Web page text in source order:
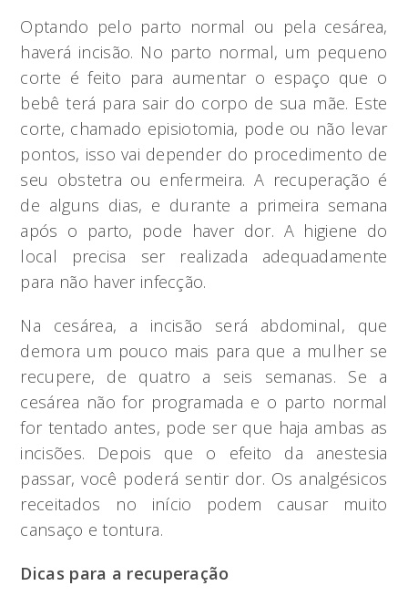
Optando pelo parto normal ou pela cesárea,
haverá incisão. No parto normal, um pequeno
corte é feito para aumentar o espaço que o
bebê terá para sair do corpo de sua mãe. Este
corte, chamado episiotomia, pode ou não levar
pontos, isso vai depender do procedimento de
seu obstetra ou enfermeira. A recuperação é
de alguns dias, e durante a primeira semana
após o parto, pode haver dor. A higiene do
local precisa ser realizada adequadamente
para não haver infecção.
Na cesárea, a incisão será abdominal, que
demora um pouco mais para que a mulher se
recupere, de quatro a seis semanas. Se a
cesárea não for programada e o parto normal
for tentado antes, pode ser que haja ambas as
incisões. Depois que o efeito da anestesia
passar, você poderá sentir dor. Os analgésicos
receitados no início podem causar muito
cansaço e tontura.
Dicas para a recuperação